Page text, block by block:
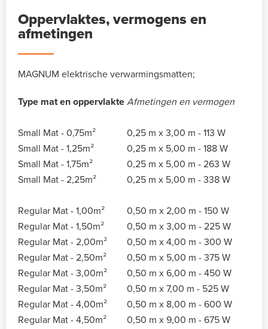
Oppervlaktes, vermogens en
afmetingen
MAGNUM elektrische verwarmingsmatten;
Type mat en oppervlakte Afmetingen en vermogen
Small Mat - 0,75m²
0,25 m x 3,00 m - 113 W
Small Mat - 1,25m²
0,25 m x 5,00 m - 188 W
Small Mat - 1,75m²
0,25 m x 5,00 m - 263 W
Small Mat - 2,25m²
0,25 m x 5,00 m - 338 W
Regular Mat - 1,00m²
0,50 m x 2,00 m - 150 W
Regular Mat - 1,50m²
0,50 m x 3,00 m - 225 W
Regular Mat - 2,00m²
0,50 m x 4,00 m - 300 W
Regular Mat - 2,50m²
0,50 m x 5,00 m - 375 W
Regular Mat - 3,00m²
0,50 m x 6,00 m - 450 W
Regular Mat - 3,50m²
0,50 m x 7,00 m - 525 W
Regular Mat - 4,00m²
0,50 m x 8,00 m - 600 W
Regular Mat - 4,50m²
0,50 m x 9,00 m - 675 W